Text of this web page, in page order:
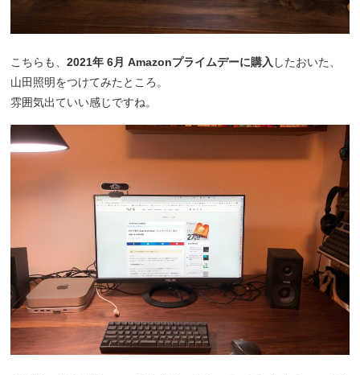
こちらも、 2021年 6月 Amazonプライムデーに購入 したおいた、
山田照明をつけてみたところ。
雰囲気出ていい感じですね。